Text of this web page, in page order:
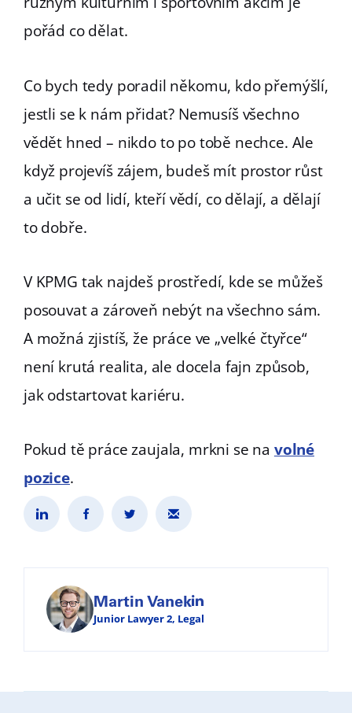
pořád co dělat.
Co bych tedy poradil někomu, kdo přemýšlí,
jestli se k nám přidat? Nemusíš všechno
vědět hned – nikdo to po tobě nechce. Ale
když projevíš zájem, budeš mít prostor růst
a učit se od lidí, kteří vědí, co dělají, a dělají
to dobře.
V KPMG tak najdeš prostředí, kde se můžeš
posouvat a zároveň nebýt na všechno sám.
A možná zjistíš, že práce ve „velké čtyřce“
není krutá realita, ale docela fajn způsob,
jak odstartovat kariéru.
Pokud tě práce zaujala, mrkni se na volné
pozice.
Martin Vanek
Junior Lawyer 2, Legal